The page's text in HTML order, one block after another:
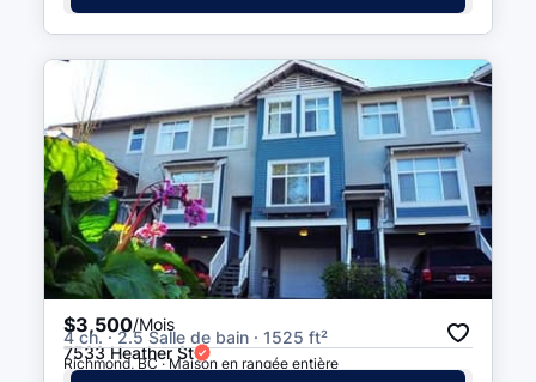
$3,500/Mois
4 ch. · 2.5 Salle de bain · 1525 ft²
7533 Heather St
Richmond, BC · Maison en rangée entière